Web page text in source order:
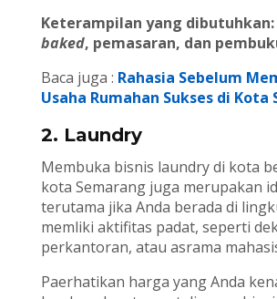
Keterampilan yang
baked, pemasaran, dan
Baca juga : Rahasia Sebelum
Usaha Rumahan Sukses di Kota
2. Laundry
Membuka bisnis laundry di kota
kota Semarang juga merupakan
terutama jika Anda berada di
memliki aktifitas padat, seperti
perkantoran, atau asrama
Paerhatikan harga yang Anda